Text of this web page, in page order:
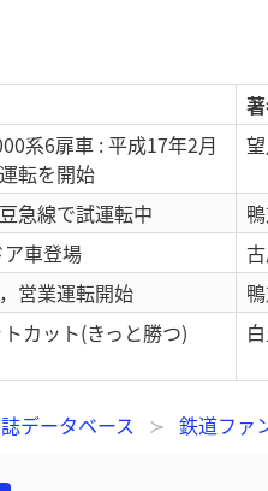
系6扉車 : 平成17年2月
転を開始
急線で試運転中
車登場
営業運転開始
カット(きっと勝つ)
データベース 鉄道ファ